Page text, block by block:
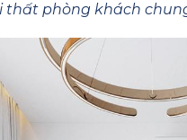
thất phòng khách